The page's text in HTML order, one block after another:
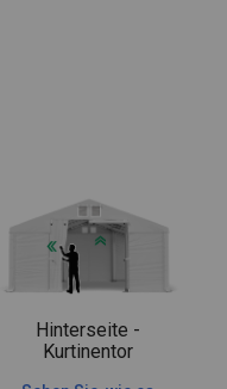
Hinterseite -
Kurtinentor